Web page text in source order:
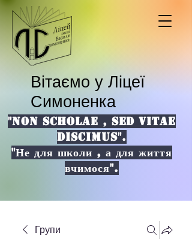
Вітаємо у Ліцеї
Симоненка
"NON SCHOLAE , SED VITAE
DISCIMUS".
"Не для школи , а для життя
вчимося".
Групи